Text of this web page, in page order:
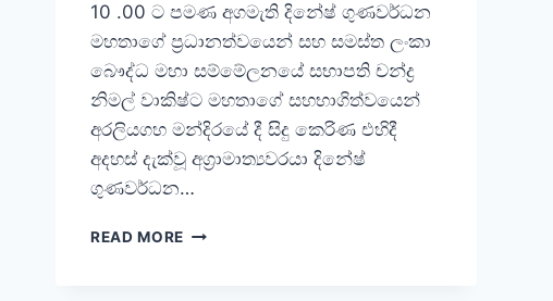
10 .00 ට පමණ අගමැති දිනේෂ් ගුණවර්ධන
මහතාගේ ප්‍රධානත්වයෙන් සහ සමස්ත ලංකා
බෞද්ධ මහා සම්මේලනයේ සභාපති චන්ද්‍ර
නිමල් වාකිෂ්ට මහතාගේ සහභාගිත්වයෙන්
අරලියගහ මන්දිරයේ දී සිදු කෙරිණ එහිදී
අදහස් දැක්වූ අග්‍රාමාත්‍යවරයා දිනේෂ්
ගුණවර්ධන…
READ MORE